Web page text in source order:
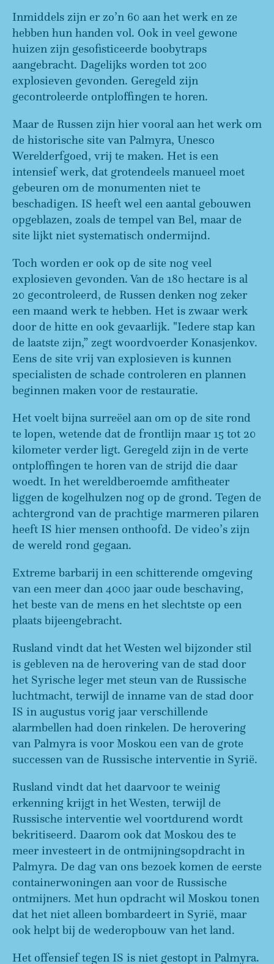
Inmiddels zijn er zo’n 60 aan het werk en ze
hebben hun handen vol. Ook in veel gewone
huizen zijn gesofisticeerde boobytraps
aangebracht. Dagelijks worden tot 200
explosieven gevonden. Geregeld zijn
gecontroleerde ontploffingen te horen.
Maar de Russen zijn hier vooral aan het werk om
de historische site van Palmyra, Unesco
Werelderfgoed, vrij te maken. Het is een
intensief werk, dat grotendeels manueel moet
gebeuren om de monumenten niet te
beschadigen. IS heeft wel een aantal gebouwen
opgeblazen, zoals de tempel van Bel, maar de
site lijkt niet systematisch ondermijnd.
Toch worden er ook op de site nog veel
explosieven gevonden. Van de 180 hectare is al
20 gecontroleerd, de Russen denken nog zeker
een maand werk te hebben. Het is zwaar werk
door de hitte en ook gevaarlijk. "Iedere stap kan
de laatste zijn,” zegt woordvoerder Konasjenkov.
Eens de site vrij van explosieven is kunnen
specialisten de schade controleren en plannen
beginnen maken voor de restauratie.
Het voelt bijna surreëel aan om op de site rond
te lopen, wetende dat de frontlijn maar 15 tot 20
kilometer verder ligt. Geregeld zijn in de verte
ontploffingen te horen van de strijd die daar
woedt. In het wereldberoemde amfitheater
liggen de kogelhulzen nog op de grond. Tegen de
achtergrond van de prachtige marmeren pilaren
heeft IS hier mensen onthoofd. De video’s zijn
de wereld rond gegaan.
Extreme barbarij in een schitterende omgeving
van een meer dan 4000 jaar oude beschaving,
het beste van de mens en het slechtste op een
plaats bijeengebracht.
Rusland vindt dat het Westen wel bijzonder stil
is gebleven na de herovering van de stad door
het Syrische leger met steun van de Russische
luchtmacht, terwijl de inname van de stad door
IS in augustus vorig jaar verschillende
alarmbellen had doen rinkelen. De herovering
van Palmyra is voor Moskou een van de grote
successen van de Russische interventie in Syrië.
Rusland vindt dat het daarvoor te weinig
erkenning krijgt in het Westen, terwijl de
Russische interventie wel voortdurend wordt
bekritiseerd. Daarom ook dat Moskou des te
meer investeert in de ontmijningsopdracht in
Palmyra. De dag van ons bezoek komen de eerste
containerwoningen aan voor de Russische
ontmijners. Met hun opdracht wil Moskou tonen
dat het niet alleen bombardeert in Syrië, maar
ook helpt bij de wederopbouw van het land.
Het offensief tegen IS is niet gestopt in Palmyra.